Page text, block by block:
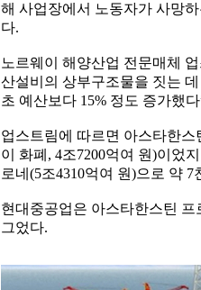
해 사업장에서 노동자가 사망
다.
노르웨이 해양산업 전문매체
산설비의 상부구조물을 짓는
초 예산보다 15% 정도 증가했
업스트림에 따르면 아스타한스
이 화폐, 4조7200억여 원)이었
로네(5조4310억여 원)으로 약
현대중공업은 아스타한스틴
그었다.